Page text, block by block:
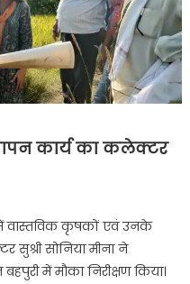
कार्य का कलेक्टर
वास्तविक कृषकों एवं उनके
सोनिया मीना ने
में मौका निरीक्षण किया।